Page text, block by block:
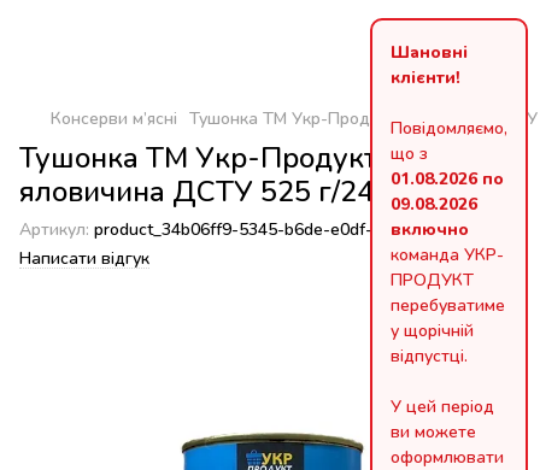
Шановні
клієнти!
Повідомляємо,
що з
01.08.2026 по
09.08.2026
включно
команда УКР-
ПРОДУКТ
перебуватиме
у щорічній
відпустці.
У цей період
ви можете
оформлювати
Консерви м’ясні Тушонка ТМ Укр-Продукт яловичина ДСТУ
Тушонка ТМ Укр-Продукт
яловичина ДСТУ 525 г/24 шт
Артикул: product_34b06ff9-5345-b6de-e0df-0c2f20b68457
Написати відгук